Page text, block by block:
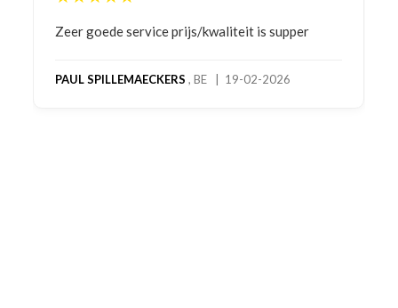
Bestelling gedaan vanwege goede prijzen en
bestelling al ontvangen met gifts, waardoor je